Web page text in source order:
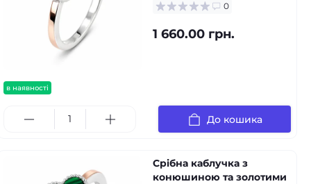
в наявності
0
1 660.00 грн.
До кошика
Срібна каблучка з
конюшиною та золотими